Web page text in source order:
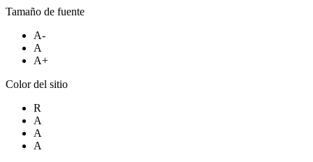
Tamaño de fuente
A-
A
A+
Color del sitio
R
A
A
A